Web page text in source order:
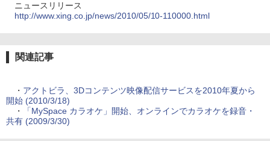
ニュースリリース
http://www.xing.co.jp/news/2010/05/10-110000.html
関連記事
・ アクトビラ、3Dコンテンツ映像配信サービスを2010年夏から
開始 (2010/3/18)
・
「MySpace カラオケ」開始、オンラインでカラオケを録音・
共有 (2009/3/30)